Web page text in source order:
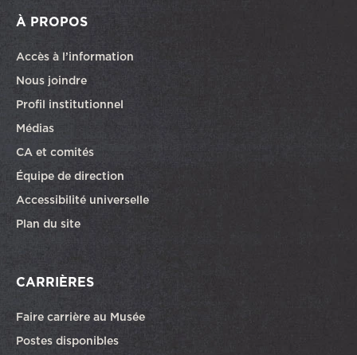
À PROPOS
Accès à l’information
Nous joindre
Profil institutionnel
Médias
CA et comités
Équipe de direction
Accessibilité universelle
Plan du site
CARRIÈRES
Faire carrière au Musée
Postes disponiblesCe lien ouvrira dans une autre fenêtre